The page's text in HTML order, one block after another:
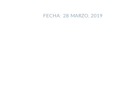
FECHA: 28 MARZO, 2019